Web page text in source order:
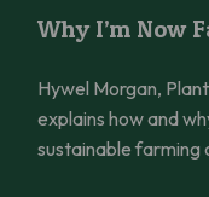
Why I’m Now
Hywel Morgan,
explains how and
sustainable farming